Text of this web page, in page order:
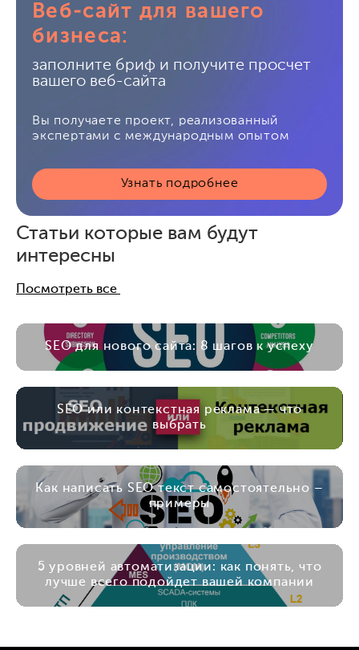
Веб-сайт для вашего
бизнеса:
заполните бриф и получите просчет
вашего веб-сайта
Вы получаете проект, реализованный
экспертами с международным опытом
Узнать подробнее
Статьи которые вам будут
интересны
Посмотреть все
SEO для нового сайта: 8 шагов к успеху
SEO или контекстная реклама — что
выбрать
Как написать SEO текст самостоятельно –
примеры
5 уровней автоматизации: как понять, что
лучше всего подойдет вашей компании